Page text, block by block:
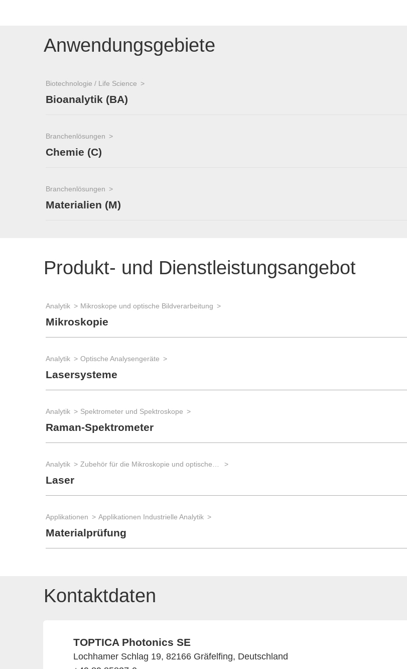
Anwendungsgebiete
Biotechnologie / Life Science
Bioanalytik (BA)
Branchenlösungen
Chemie (C)
Branchenlösungen
Materialien (M)
Produkt- und Dienstleistungsangebot
Analytik Mikroskope und optische Bildverarbeitung
Mikroskopie
Analytik Optische Analysengeräte
Lasersysteme
Analytik Spektrometer und Spektroskope
Raman-Spektrometer
Analytik
Laser
Applikationen Applikationen Industrielle Analytik
Materialprüfung
Kontaktdaten
TOPTICA Photonics SE
Lochhamer Schlag 19, 82166 Gräfelfing, Deutschland